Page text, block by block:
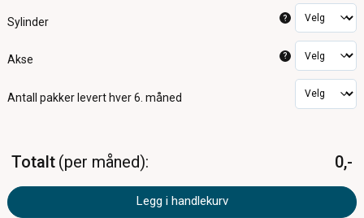
Sylinder ?
Akse ?
Antall pakker levert hver 6. måned
Totalt per måned 0,-
Legg i handlekurv